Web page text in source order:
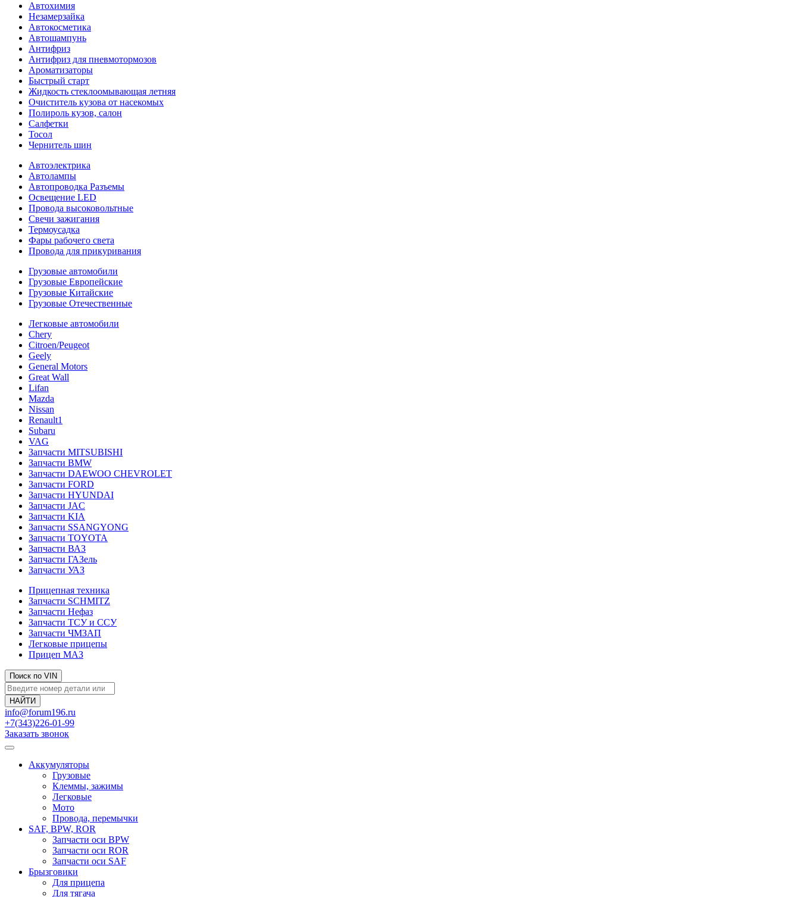
Автохимия
Незамерзайка
Автокосметика
Автошампунь
Антифриз
Антифриз для пневмотормозов
Ароматизаторы
Быстрый старт
Жидкость стеклоомывающая летняя
Очиститель кузова от насекомых
Полироль кузов, салон
Салфетки
Тосол
Чернитель шин
Автоэлектрика
Автолампы
Автопроводка Разъемы
Освещение LED
Провода высоковольтные
Свечи зажигания
Термоусадка
Фары рабочего света
Провода для прикуривания
Грузовые автомобили
Грузовые Европейские
Грузовые Китайские
Грузовые Отечественные
Легковые автомобили
Chery
Citroen/Peugeot
Geely
General Motors
Great Wall
Lifan
Mazda
Nissan
Renault1
Subaru
VAG
Запчасти MITSUBISHI
Запчасти BMW
Запчасти DAEWOO CHEVROLET
Запчасти FORD
Запчасти HYUNDAI
Запчасти JAC
Запчасти KIA
Запчасти SSANGYONG
Запчасти TOYOTA
Запчасти ВАЗ
Запчасти ГАЗель
Запчасти УАЗ
Прицепная техника
Запчасти SCHMITZ
Запчасти Нефаз
Запчасти ТСУ и ССУ
Запчасти ЧМЗАП
Легковые прицепы
Прицеп МАЗ
Поиск по VIN
info@forum196.ru
+7(343)226-01-99
Заказать звонок
Аккумуляторы
Грузовые
Клеммы, зажимы
Легковые
Мото
Провода, перемычки
SAF, BPW, ROR
Запчасти оси BPW
Запчасти оси ROR
Запчасти оси SAF
Брызговики
Для прицепа
Для тягача